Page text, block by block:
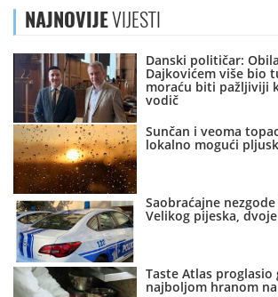
NAJNOVIJEVIJESTI
Danski političar:
Dajkovićem više bio
moraću biti pažljiviji
vodič
Sunčan i veoma
lokalno mogući
Saobraćajne
Velikog pijeska,
Taste Atlas proglasio
najboljom hranom